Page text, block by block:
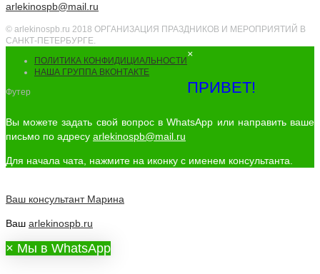
arlekinospb@mail.ru
© arlekinospb.ru 2018 ОРГАНИЗАЦИЯ ПРАЗДНИКОВ И МЕРОПРИЯТИЙ В
САНКТ-ПЕТЕРБУРГЕ.
ПОЛИТИКА КОНФИДИЦИАЛЬНОСТИ
НАША ГРУППА ВКОНТАКТЕ
Футер
×
ПРИВЕТ!
Вы можете задать свой вопрос в WhatsApp или направить ваше
письмо по адресу arlekinospb@mail.ru
Для начала чата, нажмите на иконку с именем консультанта.
Ваш консультант Марина
Ваш arlekinospb.ru
× Мы в WhatsApp